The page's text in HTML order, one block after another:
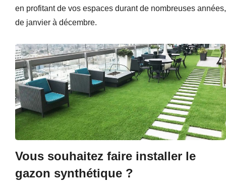
en profitant de vos espaces durant de nombreuses années,
de janvier à décembre.
Vous souhaitez faire installer le
gazon synthétique ?